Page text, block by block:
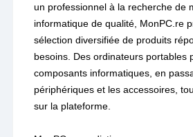
un professionnel à la recherche de
informatique de qualité, MonPC.re
sélection diversifiée de produits
besoins. Des ordinateurs portables
composants informatiques, en
périphériques et les accessoires,
sur la plateforme.